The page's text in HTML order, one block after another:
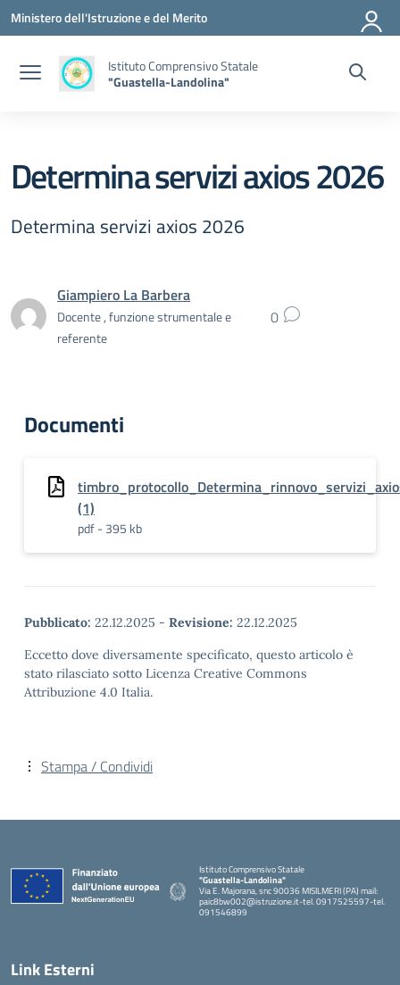
Vai ai contenuti
Vai al menu di navigazione
Vai al footer
Ministero dell'Istruzione e del Merito
Istituto Comprensivo Statale
"Guastella-Landolina"
Determina servizi axios 2026
Determina servizi axios 2026
Giampiero La Barbera
Docente , funzione strumentale e
referente
0
Documenti
(1)
pdf - 395 kb
Pubblicato: 22.12.2025 - Revisione: 22.12.2025
Eccetto dove diversamente specificato, questo articolo è
stato rilasciato sotto Licenza Creative Commons
Attribuzione 4.0 Italia.
Stampa / Condividi
Istituto Comprensivo Statale
"Guastella-Landolina"
Via E. Majorana, snc 90036 MISILMERI (PA) mail:
paic8bw002@istruzione.it-tel. 0917525597-tel.
091546899
Link Esterni